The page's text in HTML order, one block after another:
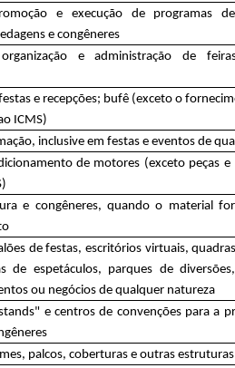
e execução de programas
e congêneres
organização e administração de
e recepções; bufê (exceto o
ICMS)
inclusive em festas e eventos de
de motores (exceto peças
e congêneres, quando o material
de festas, escritórios virtuais,
de espetáculos, parques de
ou negócios de qualquer natureza
e centros de convenções para a
palcos, coberturas e outras